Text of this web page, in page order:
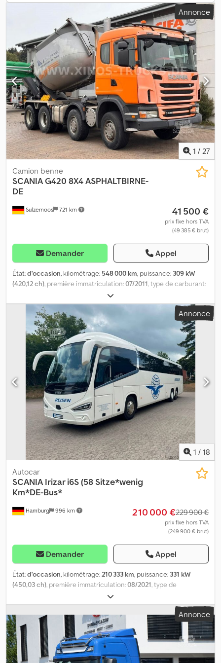
Chauffage à eau avec échangeur thermique et chauffage au sol
(WEBASTO - THERMO 90 - 24 volts) * Climatiseur avec
télécommande (DOMETIC - FRESHWELL 3000 -
Annonce
1 / 27
Sulzemoos 721 km
Camion benne
SCANIAG420 8X4 ASPHALTBIRNE-
DE
41 500 €
prix fixe hors TVA
(49 385 € brut)
Demander Appel
État:d'occasion, kilométrage: 548 000 km, puissance: 309 kW
(420,12 ch) , première immatriculation:07/2011 , type de carburant:
, configuration d'essieux:
type d'engrenage:mécanique, classe d'émission:Euro 5,
Équipement:ABS, climatisation, hayon élévateur, programme
électronique de stabilité (ESP), Scania 8x4, camion à asphalte
Primetzhofer Camion à asphalte Primetzhofer Hayon hydraulique
Trappes hydrauliques Boîte de vitesses manuelle Pneus en bon
état (environ 70 %) Suspension à ressorts à lames Boîte de
vitesses manuelle Environ 540 000 km Véhicule allemand avec
immatriculation allemande Caméra de recul État très bien
entretenu Cabine couchette Commande interne et externe du
camion Toutes les informations sont fournies sans garantie, et
aucune responsabilité n'est acceptée en cas d'erreur. Vente sous
réserve de disponibilité. Vente uniquement aux acheteurs
professionnels. Dkodpezly Upefx Acrer Les photos ont été
retouchées uniquement à des fins de protection des clients.
Annonce
1 / 18
Hamburg 996 km
Autocar
SCANIA Irizar i6S (58 Sitze*wenig
Km*DE-Bus*
210 000 €229 900 €
prix fixe hors TVA
(249 900 € brut)
Demander Appel
État:d'occasion, kilométrage:210 333 km, puissance: 331 kW
(450,03 ch), première immatriculation:08/2021, type de
, nombre de sièges:
automatique, classe d'émission:Euro 6, couleur:blanc, freins:
retardeur, Année de construction:2021 , Équipement:ABS,
chauffage de stationnement, climatisation, cuisine intégrée,
programme électronique de stabilité (ESP), salle de bains,
système de navigation, Scania Irizar i6S, premier propriétaire,
véhicule allemand, 58 sièges, boîte automatique, options
Annonce